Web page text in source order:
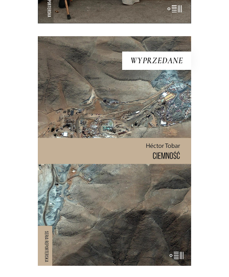
E-BOOK DO KOSZYKA
WYPRZEDANE
CIEMNOŚĆ
W wyniku katastrofy 625 metrów
pod ziemią, w ciemności, wilgoci, bez
jedzenia i wody pitnej zostało
uwięzionych 33 mężczyzn. Spędzili
pod ziemią 69 dni. To historia o
męstwie, odwadze i o granicach, do
jakich może dojść człowiek.